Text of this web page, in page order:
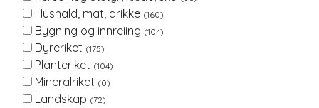
Hushald, mat, drikke (160)
Bygning og innreiing (104)
Dyreriket (175)
Planteriket (104)
Mineralriket (0)
Landskap (72)